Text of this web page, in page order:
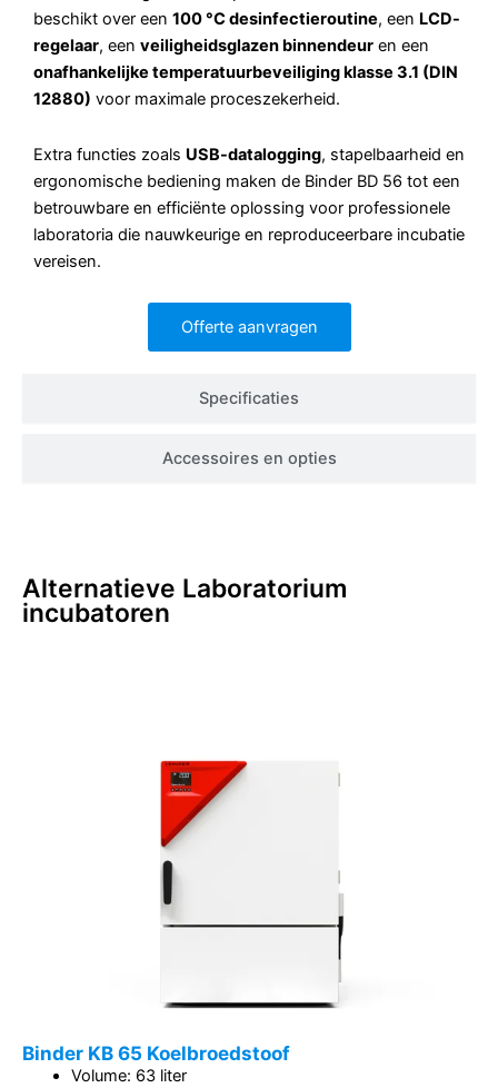
Specificaties
Accessoires en opties
beschikt over een 100 °C desinfectieroutine, een LCD-
regelaar, een veiligheidsglazen binnendeur en een
onafhankelijke temperatuurbeveiliging klasse 3.1 (DIN
12880) voor maximale proceszekerheid.
Extra functies zoals USB-datalogging, stapelbaarheid en
ergonomische bediening maken de Binder BD 56 tot een
betrouwbare en efficiënte oplossing voor professionele
laboratoria die nauwkeurige en reproduceerbare incubatie
vereisen.
Offerte aanvragen
Alternatieve Laboratorium
incubatoren
Binder KB 65 Koelbroedstoof
Volume: 63 liter